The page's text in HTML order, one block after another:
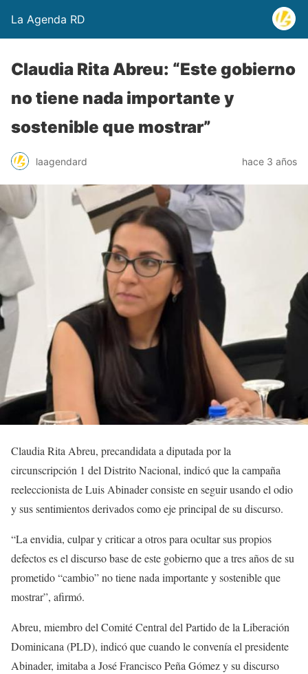
La Agenda RD
Claudia Rita Abreu: “Este gobierno
no tiene nada importante y
sostenible que mostrar”
laagendard hace 3 años
Claudia Rita Abreu, precandidata a diputada por la
circunscripción 1 del Distrito Nacional, indicó que la campaña
reeleccionista de Luis Abinader consiste en seguir usando el odio
y sus sentimientos derivados como eje principal de su discurso.
“La envidia, culpar y criticar a otros para ocultar sus propios
defectos es el discurso base de este gobierno que a tres años de su
prometido “cambio” no tiene nada importante y sostenible que
mostrar”, afirmó.
Abreu, miembro del Comité Central del Partido de la Liberación
Dominicana (PLD), indicó que cuando le convenía el presidente
Abinader, imitaba a José Francisco Peña Gómez y su discurso